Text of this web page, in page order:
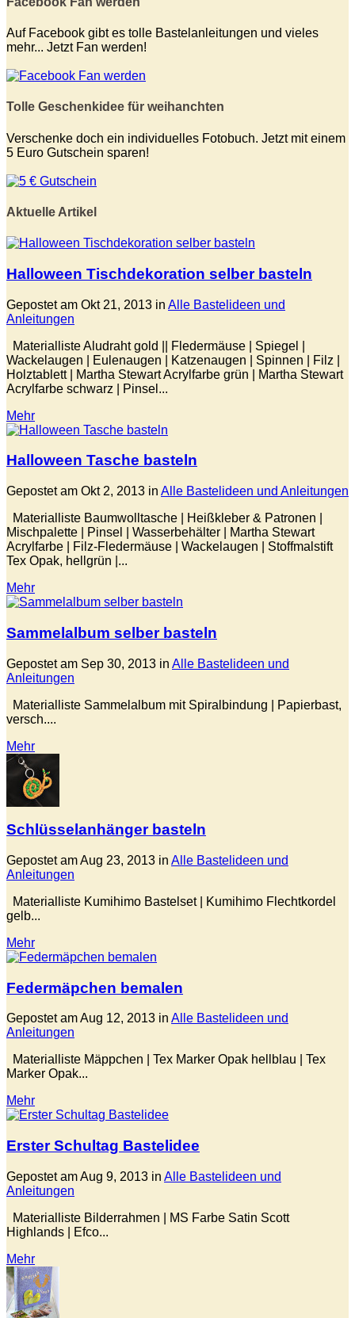
Auf Facebook gibt es tolle Bastelanleitungen und vieles
mehr... Jetzt Fan werden!
Tolle Geschenkidee für weihanchten
Verschenke doch ein individuelles Fotobuch. Jetzt mit einem
5 Euro Gutschein sparen!
Aktuelle Artikel
Halloween Tischdekoration selber basteln
Gepostet am Okt 21, 2013 in Alle Bastelideen und
Anleitungen
Materialliste Aludraht gold || Fledermäuse | Spiegel |
Wackelaugen | Eulenaugen | Katzenaugen | Spinnen | Filz |
Holztablett | Martha Stewart Acrylfarbe grün | Martha Stewart
Acrylfarbe schwarz | Pinsel...
Mehr
Halloween Tasche basteln
Gepostet am Okt 2, 2013 in Alle Bastelideen und Anleitungen
Materialliste Baumwolltasche | Heißkleber & Patronen |
Mischpalette | Pinsel | Wasserbehälter | Martha Stewart
Acrylfarbe | Filz-Fledermäuse | Wackelaugen | Stoffmalstift
Tex Opak, hellgrün |...
Mehr
Sammelalbum selber basteln
Gepostet am Sep 30, 2013 in Alle Bastelideen und
Anleitungen
Materialliste Sammelalbum mit Spiralbindung | Papierbast,
versch....
Mehr
Schlüsselanhänger basteln
Gepostet am Aug 23, 2013 in Alle Bastelideen und
Anleitungen
Materialliste Kumihimo Bastelset | Kumihimo Flechtkordel
gelb...
Mehr
Federmäpchen bemalen
Gepostet am Aug 12, 2013 in Alle Bastelideen und
Anleitungen
Materialliste Mäppchen | Tex Marker Opak hellblau | Tex
Marker Opak...
Mehr
Erster Schultag Bastelidee
Gepostet am Aug 9, 2013 in Alle Bastelideen und
Anleitungen
Materialliste Bilderrahmen | MS Farbe Satin Scott
Highlands | Efco...
Mehr